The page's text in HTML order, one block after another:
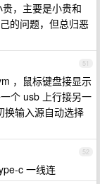
，主要是小贵和
的问题，但总归恶
51
，鼠标键盘接显示
个 usb 上行接另一
换输入源自动选择
52
c 一线连